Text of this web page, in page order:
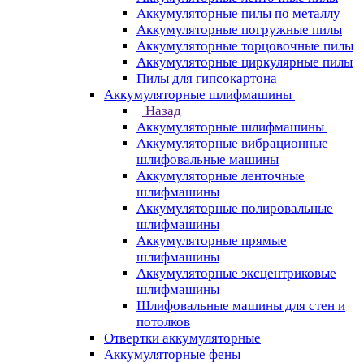
Аккумуляторные пилы по металлу
Аккумуляторные погружные пилы
Аккумуляторные торцовочные пилы
Аккумуляторные циркулярные пилы
Пилы для гипсокартона
Аккумуляторные шлифмашины
Назад
Аккумуляторные шлифмашины
Аккумуляторные вибрационные
шлифовальные машины
Аккумуляторные ленточные
шлифмашины
Аккумуляторные полировальные
шлифмашины
Аккумуляторные прямые
шлифмашины
Аккумуляторные эксцентриковые
шлифмашины
Шлифовальные машины для стен и
потолков
Отвертки аккумуляторные
Аккумуляторные фены